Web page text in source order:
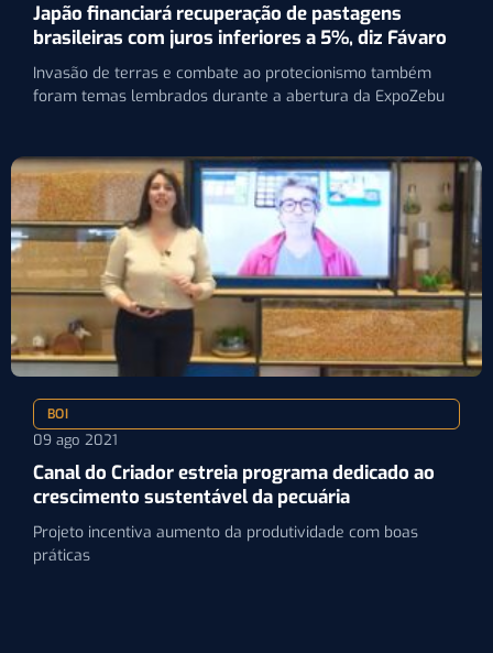
Japão financiará recuperação de pastagens
brasileiras com juros inferiores a 5%, diz Fávaro
Invasão de terras e combate ao protecionismo também
foram temas lembrados durante a abertura da ExpoZebu
BOI
09 ago 2021
Canal do Criador estreia programa dedicado ao
crescimento sustentável da pecuária
Projeto incentiva aumento da produtividade com boas
práticas